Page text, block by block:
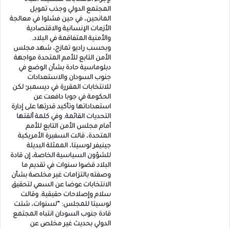
المجتمع الدولي وجذب تمويل
المانحين، في حين فشلوا في معالجة
الأزمات الإنسانية والاقتصادية
والأمنية المتفاقمة في البلاد.
وبحسب راديو تمازج، شهد مجلس
الأمن التابع للأمم المتحدة مواجهة
دبلوماسية حادة بشأن الوضع في
جنوب السودان والاستعدادات
للانتخابات المقررة في ديسمبر؛ لكن
الحكومة في جوبا دافعت عن
استعداداتها وتأكيد قدرتها على إدارة
التحديات القائمة. وفي كلمة ألقتها
أمام مجلس الأمن التابع للأمم
المتحدة، قالت السفيرة الأمريكية
جينيفر لوسيتا، الممثلة البديلة
للشؤون السياسية الخاصة، إن قادة
البلاد قضوا سنوات في تقديم ما
وصفته بالتزامات غير مخلصة بشأن
الانتخابات عوضا عن السعي لتحقيق
سلام وإصلاحات حقيقية. وقالت
لوسيتا للمجلس: “لسنوات، شتت
قادة جنوب السودان انتباه المجتمع
الدولي بحديث غير مخلص عن